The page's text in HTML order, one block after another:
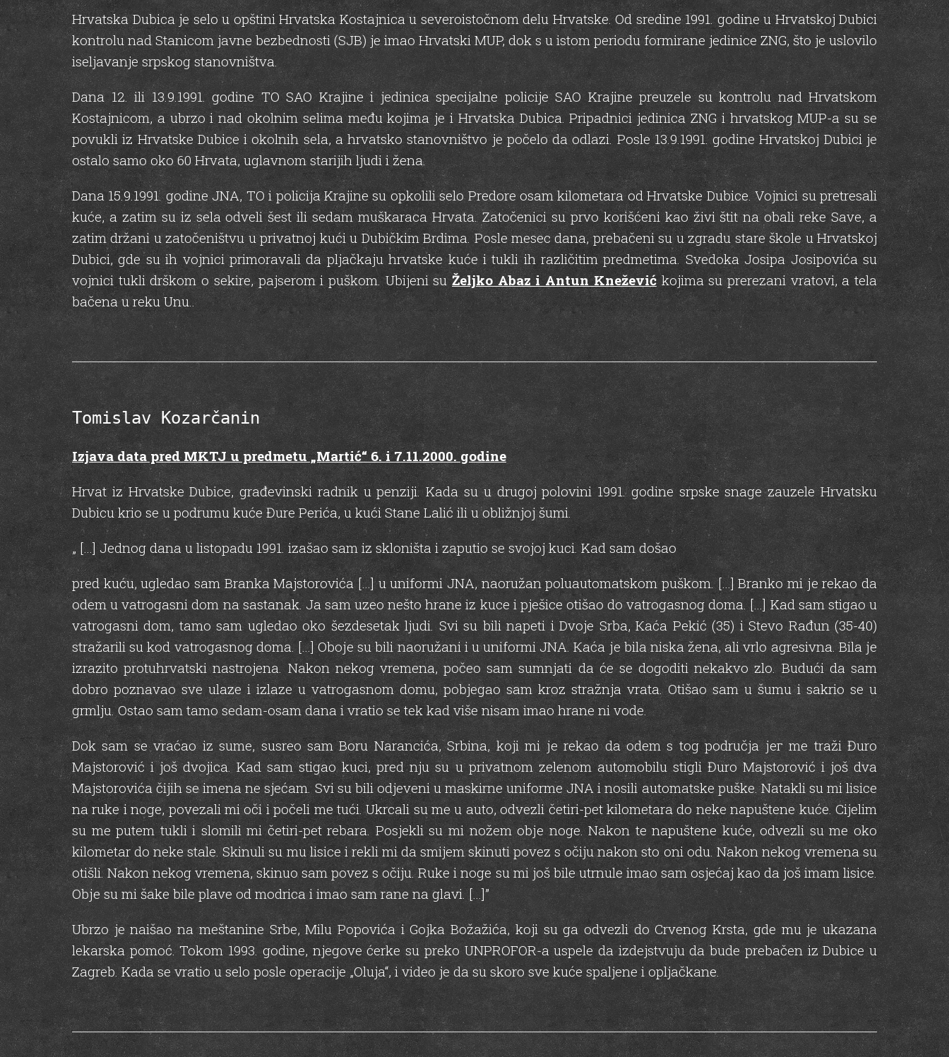
Hrvatska Dubica je selo u opštini Hrvatska Kostajnica u severoistočnom delu Hrvatske. Od sredine 1991. godine u Hrvatskoj Dubici
kontrolu nad Stanicom javne bezbednosti (SJB) je imao Hrvatski MUP, dok s u istom periodu formirane jedinice ZNG, što je uslovilo
iseljavanje srpskog stanovništva.
Dana 12. ili 13.9.1991. godine TO SAO Krajine i jedinica specijalne policije SAO Krajine preuzele su kontrolu nad Hrvatskom
Kostajnicom, a ubrzo i nad okolnim selima među kojima je i Hrvatska Dubica. Pripadnici jedinica ZNG i hrvatskog MUP-a su se
povukli iz Hrvatske Dubice i okolnih sela, a hrvatsko stanovništvo je počelo da odlazi. Posle 13.9.1991. godine Hrvatskoj Dubici je
ostalo samo oko 60 Hrvata, uglavnom starijih ljudi i žena.
Dana 15.9.1991. godine JNA, TO i policija Krajine su opkolili selo Predore osam kilometara od Hrvatske Dubice. Vojnici su pretresali
kuće, a zatim su iz sela odveli šest ili sedam muškaraca Hrvata. Zatočenici su prvo korišćeni kao živi štit na obali reke Save, a
zatim držani u zatočeništvu u privatnoj kući u Dubičkim Brdima. Posle mesec dana, prebačeni su u zgradu stare škole u Hrvatskoj
Dubici, gde su ih vojnici primoravali da pljačkaju hrvatske kuće i tukli ih različitim predmetima. Svedoka Josipa Josipovića su
vojnici tukli drškom o sekire, pajserom i puškom. Ubijeni suŽeljko Abaz i Antun Kneževićkojima su prerezani vratovi, a tela
bačena u reku Unu..
Tomislav Kozarčanin
Izjava data pred MKTJ u predmetu „Martić“ 6. i 7.11.2000. godine
Hrvat iz Hrvatske Dubice, građevinski radnik u penziji. Kada su u drugoj polovini 1991. godine srpske snage zauzele Hrvatsku
Dubicu krio se u podrumu kuće Đure Perića, u kući Stane Lalić ili u obližnjoj šumi.
„ […] Jednog dana u listopadu 1991. izašao sam iz skloništa i zaputio se svojoj kuci. Kad sam došao
pred kuću, ugledao sam Branka Majstorovića […] u uniformi JNA, naoružan poluautomatskom puškom. […] Branko mi је rekao da
odem u vatrogasni dom na sastanak. Ја sam uzeo nešto hrane iz kuce i pješice otišao do vatrogasnog doma. […] Kad sam stigao u
vatrogasni dom, tamo sam ugledao oko šezdesetak ljudi. Svi su bili napeti i Dvoje Srba, Каćа Pekić (35) i Stevo Rađun (35-40)
stražarili su kod vatrogasnog doma. […] Оbоје su bili naoružani i u uniformi JNA. Каćа је bila niska žena, ali vrlo agresivna. Bila је
izrazito protuhrvatski nastrojena. Nakon nekog vremena, роčео sam sumnjati da ćе se dogoditi nekakvo zlo. Budući da sam
dobro poznavao sve ulaze i izlaze u vatrogasnom domu, pobjegao sam kroz stražnja vrata. Otišao sam u šumu i sakrio se u
grmlju. Ostao sam tamo sedam-osam dana i vratio se tek kad više nisam imao hrane ni vode.
Dok sam se vraćao iz sume, susreo sam Boru Narancića, Srbina, koji mi је rekao da odem s tog područja јег me traži Đuro
Majstorović i još dvojica. Kad sam stigao kuci, pred nju su u privatnom zelenom automobilu stigli Đuro Majstorović i još dva
Majstorovića čijih se imena ne sjećam. Svi su bili odjeveni u maskirne uniforme JNA i nosili automatske puške. Natakli su mi lisice
na ruke i noge, povezali mi oči i počeli me tući. Ukrcali su me u auto, odvezli četiri-pet kilometara do neke napuštene kuće. Cijelim
su me putem tukli i slomili mi četiri-pet rebara. Posjekli su mi nožem оbје noge. Nakon te napuštene kuće, odvezli su me oko
kilometar do neke stale. Skinuli su mu lisice i rekli mi da smijem skinuti povez s očiju nakon sto oni odu. Nakon nekog vremena su
otišli. Nakon nekog vremena, skinuo sam povez s očiju. Ruke i noge su mi još bile utrnule imao sam osjećaj kao da još imam lisice.
Оbје su mi šake bile plave od modrica i imao sam rane na glavi. […]”
Ubrzo je naišao na meštanine Srbe, Milu Popovića i Gojka Božažića, koji su ga odvezli do Crvenog Krsta, gde mu je ukazana
lekarska pomoć. Tokom 1993. godine, njegove ćerke su preko UNPROFOR-a uspele da izdejstvuju da bude prebačen iz Dubice u
Zagreb. Kada se vratio u selo posle operacije „Oluja“, i video je da su skoro sve kuće spaljene i opljačkane.